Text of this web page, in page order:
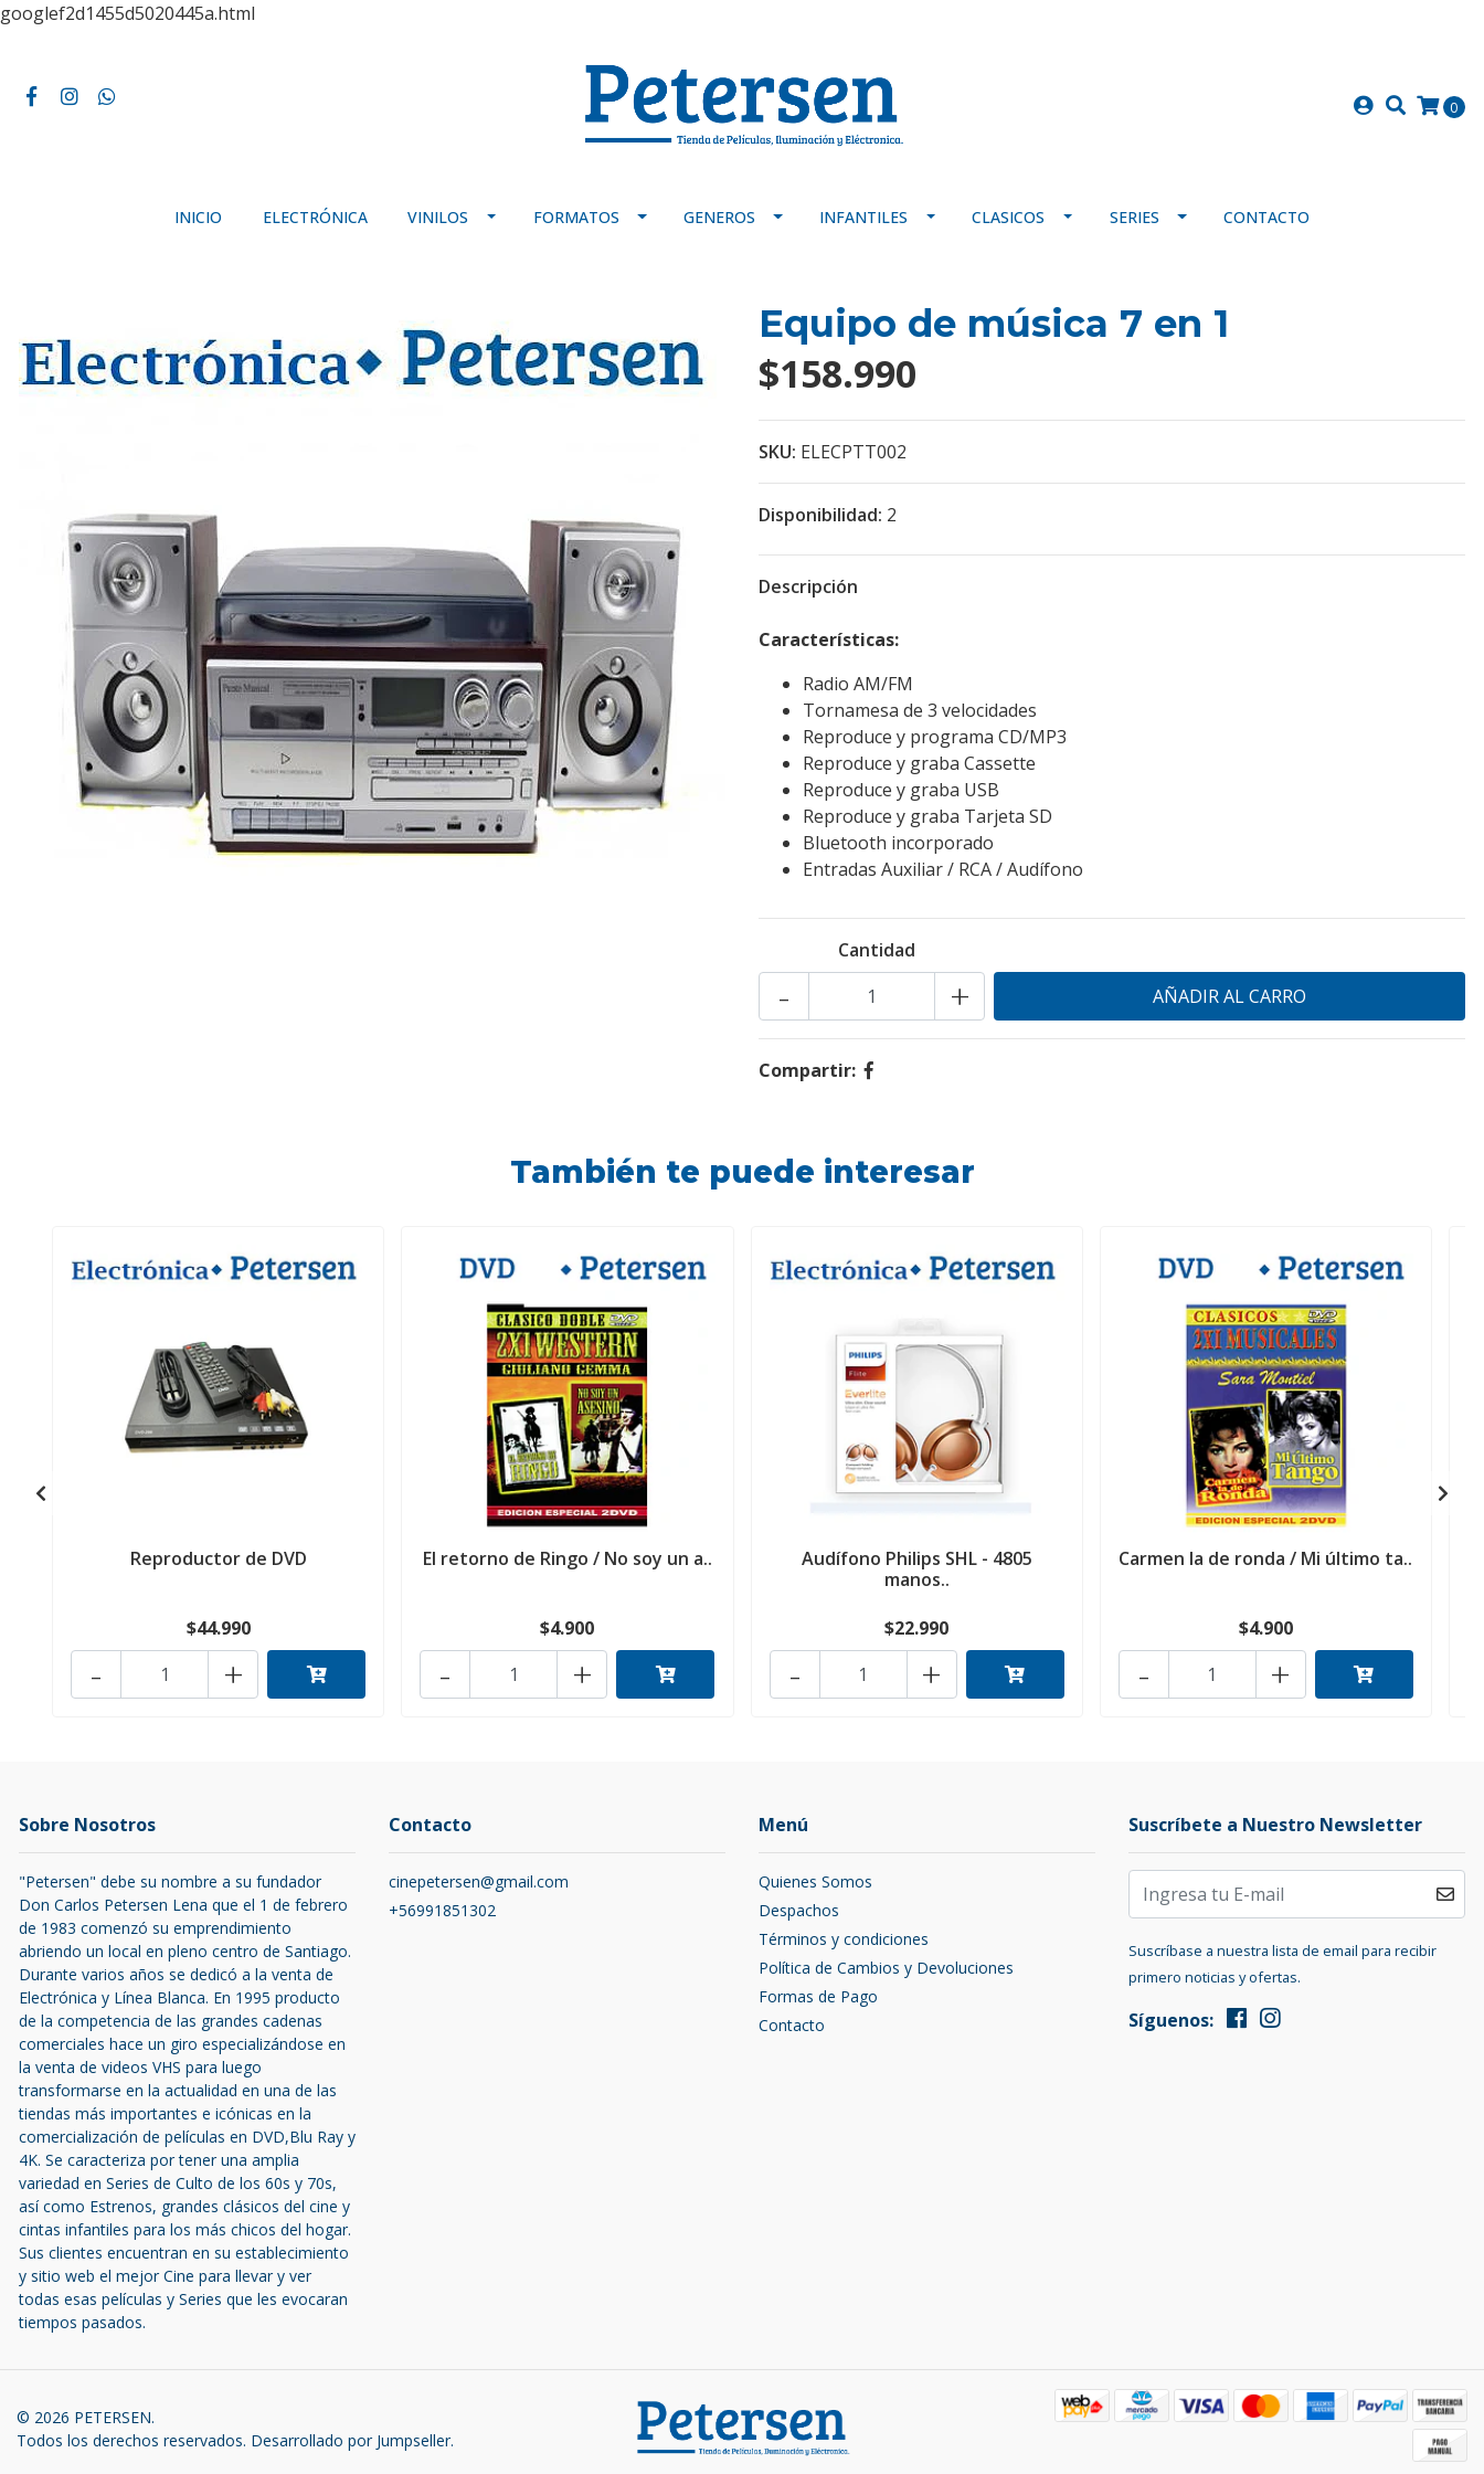
googlef2d1455d5020445a.html
0
INICIO ELECTRÓNICA VINILOS FORMATOS GENEROS INFANTILES CLASICOS SERIES CONTACTO
Equipo de música 7 en 1
$158.990
SKU: ELECPTT002
Disponibilidad: 2
Descripción
Características:
Radio AM/FM
Tornamesa de 3 velocidades
Reproduce y programa CD/MP3
Reproduce y graba Cassette
Reproduce y graba USB
Reproduce y graba Tarjeta SD
Bluetooth incorporado
Entradas Auxiliar / RCA / Audífono
Cantidad
+
-
Compartir:
También te puede interesar
Reproductor de DVD
$44.990
+
-
El retorno de Ringo / No soy un a..
$4.900
+
-
Audífono Philips SHL - 4805
manos..
$22.990
+
-
Carmen la de ronda / Mi último ta..
$4.900
+
-
Sobre Nosotros
"Petersen" debe su nombre a su fundador
Don Carlos Petersen Lena que el 1 de febrero
de 1983 comenzó su emprendimiento
abriendo un local en pleno centro de Santiago.
Durante varios años se dedicó a la venta de
Electrónica y Línea Blanca. En 1995 producto
de la competencia de las grandes cadenas
comerciales hace un giro especializándose en
la venta de videos VHS para luego
transformarse en la actualidad en una de las
tiendas más importantes e icónicas en la
comercialización de películas en DVD,Blu Ray y
4K. Se caracteriza por tener una amplia
variedad en Series de Culto de los 60s y 70s,
así como Estrenos, grandes clásicos del cine y
cintas infantiles para los más chicos del hogar.
Sus clientes encuentran en su establecimiento
y sitio web el mejor Cine para llevar y ver
todas esas películas y Series que les evocaran
tiempos pasados.
Contacto
cinepetersen@gmail.com
+56991851302
Menú
Quienes Somos
Despachos
Términos y condiciones
Política de Cambios y Devoluciones
Formas de Pago
Contacto
Suscríbete a Nuestro Newsletter
Suscríbase a nuestra lista de email para recibir
primero noticias y ofertas.
Síguenos:
© 2026 PETERSEN.
Todos los derechos reservados. Desarrollado por Jumpseller.